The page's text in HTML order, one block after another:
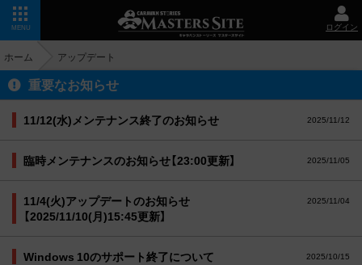
MENU ログイン
ホーム アップデート
重要なお知らせ
11/12(水)メンテナンス終了のお知らせ 2025/11/12
臨時メンテナンスのお知らせ【23:00更新】 2025/11/05
11/4(火)アップデートのお知らせ
【2025/11/10(月)15:45更新】
2025/11/04
Windows 10のサポート終了について 2025/10/15